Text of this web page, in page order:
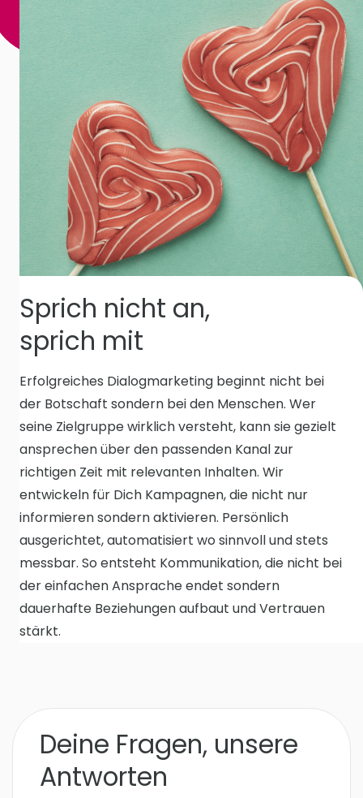
Sprich nicht an,
sprich mit
Erfolgreiches Dialogmarketing beginnt nicht bei
der Botschaft sondern bei den Menschen. Wer
seine Zielgruppe wirklich versteht, kann sie gezielt
ansprechen über den passenden Kanal zur
richtigen Zeit mit relevanten Inhalten. Wir
entwickeln für Dich Kampagnen, die nicht nur
informieren sondern aktivieren. Persönlich
ausgerichtet, automatisiert wo sinnvoll und stets
messbar. So entsteht Kommunikation, die nicht bei
der einfachen Ansprache endet sondern
dauerhafte Beziehungen aufbaut und Vertrauen
stärkt.
Deine Fragen, unsere
Antworten